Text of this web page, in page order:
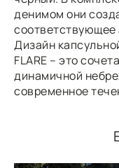
денимом они
Дизайн
FLARE – это
динамичной
современное